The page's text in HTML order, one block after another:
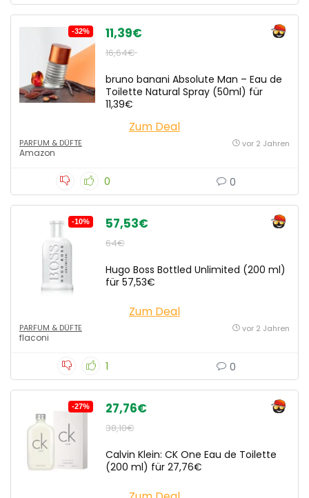
-32% 11,39€
16,64€
bruno banani Absolute Man – Eau de
Toilette Natural Spray (50ml) für
11,39€
Zum Deal
PARFUM & DÜFTE
Amazon
vor 2 Jahren
0 0
-10% 57,53€
64€
Hugo Boss Bottled Unlimited (200 ml)
für 57,53€
Zum Deal
PARFUM & DÜFTE
flaconi
vor 2 Jahren
1 0
-27% 27,76€
38,10€
Calvin Klein: CK One Eau de Toilette
(200 ml) für 27,76€